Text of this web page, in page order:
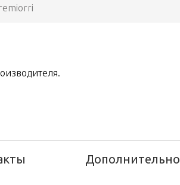
Дополнительно